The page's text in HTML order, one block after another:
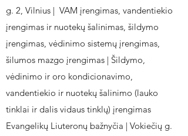
g. 2, Vilnius | VAM įrengimas, vandentiekio
įrengimas ir nuotekų šalinimas, šildymo
įrengimas, vėdinimo sistemų įrengimas,
šilumos mazgo įrengimas | Šildymo,
vėdinimo ir oro kondicionavimo,
vandentiekio ir nuotekų šalinimo (lauko
tinklai ir dalis vidaus tinklų) įrengimas
Evangelikų Liuteronų bažnyčia | Vokiečių g.